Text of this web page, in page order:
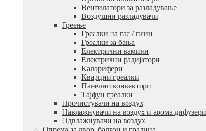
Вентилатори за разладување
Воздушни разладувачи
Греење
Греалки на гас / плин
Греалки за бања
Електрични камини
Електрични радијатори
Калорифери
Кварцни греалки
Панелни конвектори
Тајфун греалки
Прочистувачи на воздух
Навлажнувачи на воздух и арома дифузери
Одвлажнувачи на воздух
Опрема за двор, балкон и градина